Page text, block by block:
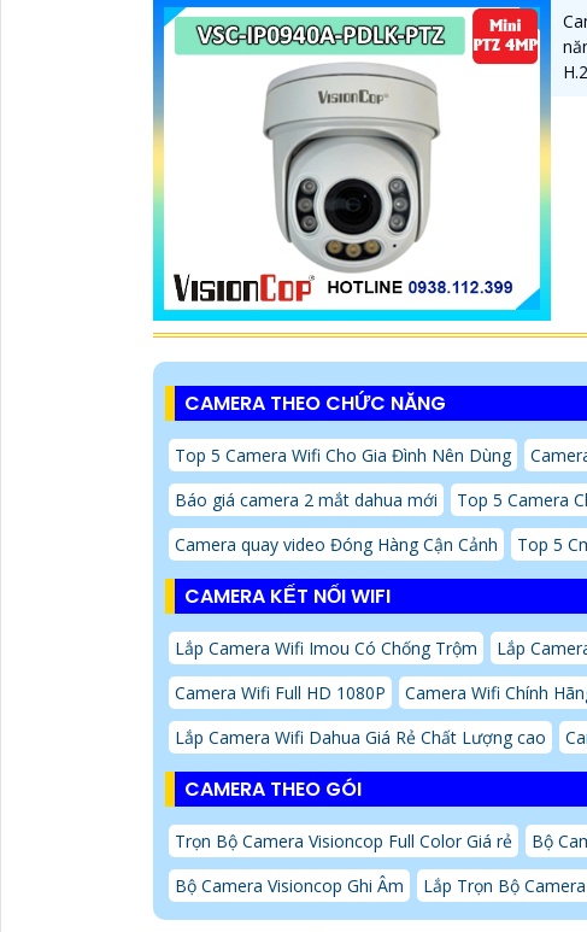
CAMERA THEO CHỨC NĂNG
Top 5 Camera Wifi Cho Gia Đình Nên Dùng
Báo giá camera 2 mắt dahua mới
Top 5 Camera
Camera quay video Đóng Hàng Cận Cảnh
Top 5
CAMERA KẾT NỐI WIFI
Lắp Camera Wifi Imou Có Chống Trộm Lắp
Camera Wifi Full HD 1080P
Camera Wifi Chính
Lắp Camera Wifi Dahua Giá Rẻ Chất Lượng cao
CAMERA THEO GÓI
Trọn Bộ Camera Visioncop Full Color Giá rẻ Bộ
Bộ Camera Visioncop Ghi Âm
Lắp Trọn Bộ